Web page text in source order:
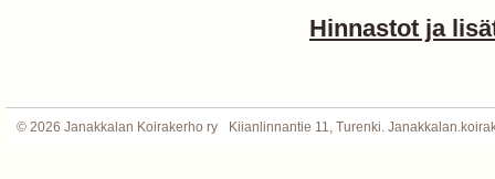
Hinnastot ja
© 2026 Janakkalan Koirakerho ry Kiianlinnantie 11, Turenki.